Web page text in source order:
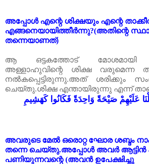
അപ്പോൾ എന്റെ ശിക്ഷയും എന്റെ
എങ്ങനെയായിത്തീർന്നു?(അതിന്റെ
തന്നെയാണത്)
ആ ഒട്ടകത്തോട് മോശമായി
അള്ളാഹുവിന്റെ ശിക്ഷ വരുമെന്ന
നൽകപ്പെട്ടിരുന്നു.അത് ശരിക്കും
ചെയ്തു.ശിക്ഷ എന്തായിരുന്നു എന്ന്
عَلَيْهِمْ صَيْحَةً وَاحِدَةً فَكَانُوا كَهَشِيمِ
അവരുടെ മേൽ ഒരൊറ്റ ഘോര ശബ്ദം
തന്നെ ചെയ്തു.അപ്പോൾ അവർ ആട്ടിൻ
പണിയുന്നവന്റെ(അവൻ ഉപേക്ഷിച്ചു